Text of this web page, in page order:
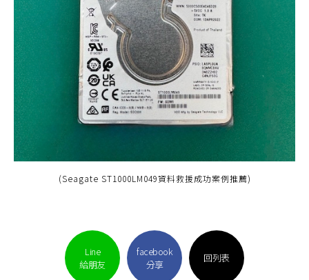
(Seagate ST1000LM049資料救援成功案例推薦)
Line
給朋友
facebook
分享
回列表